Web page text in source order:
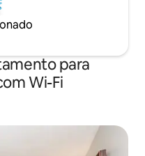
para
Wi-Fi